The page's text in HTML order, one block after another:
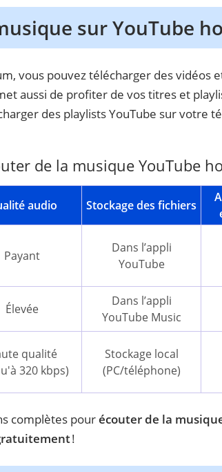
sur YouTube
vous pouvez télécharger des vidéos
aussi de profiter de vos titres et
des playlists YouTube sur votre
de la musique YouTube
audio Stockage des fichiers
Payant
Dans l’appli
YouTube
Élevée
Dans l’appli
YouTube Music
qualité
320 kbps)
Stockage local
(PC/téléphone)
complètes pourécouter de la
!